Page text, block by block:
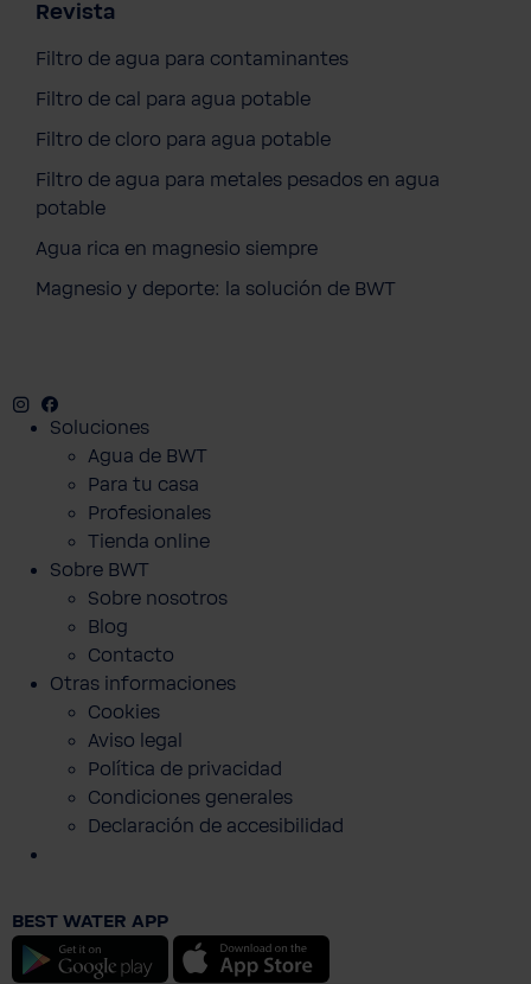
19,90 € Precios con IVA incluido
Revista
Filtro de agua para contaminantes
Filtro de cal para agua potable
Filtro de cloro para agua potable
Filtro de agua para metales pesados en agua
potable
Agua rica en magnesio siempre
Magnesio y deporte: la solución de BWT
Instagram
Soluciones
Agua de BWT
Para tu casa
Profesionales
Tienda online
Sobre BWT
Sobre nosotros
Blog
Contacto
Otras informaciones
Cookies
Aviso legal
Política de privacidad
Condiciones generales
Declaración de accesibilidad
BEST WATER APP
Android